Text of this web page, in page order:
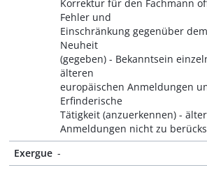
Korrektur für den Fachmann
Fehler und
Einschränkung gegenüber
Neuheit
(gegeben) - Bekanntsein
älteren
europäischen Anmeldungen
Erfinderische
Tätigkeit (anzuerkennen) -
Anmeldungen nicht zu
Exergue -